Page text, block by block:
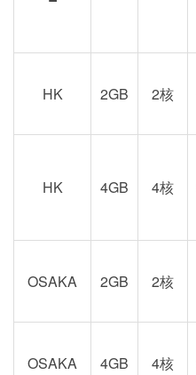
HK 2GB 2核
HK 4GB 4核
OSAKA 2GB 2核
OSAKA
4GB 4核